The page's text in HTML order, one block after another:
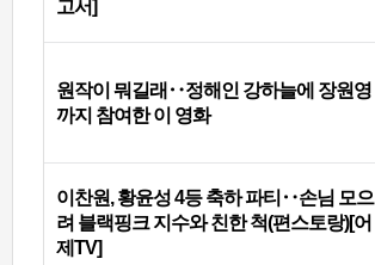
고서]
원작이 뭐길래‥정해인 강하늘에 장원영
까지 참여한 이 영화
이찬원, 황윤성 4등 축하 파티‥손님 모으
려 블랙핑크 지수와 친한 척(편스토랑)[어
제TV]